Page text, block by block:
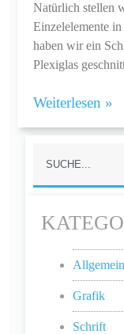
Natürlich stellen
Einzelelemente
haben wir ein
Plexiglas
Weiterlesen »
Allgemein
Grafik
Schrift